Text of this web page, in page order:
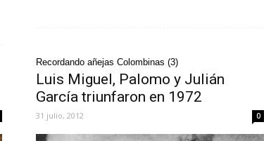
Recordando añejas Colombinas (3)
Luis Miguel, Palomo y Julián
García triunfaron en 1972
31 julio, 2012 0